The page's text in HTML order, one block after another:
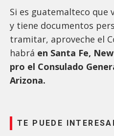
Si es guatemalteco que
y tiene documentos
tramitar, aproveche el
habrá en Santa Fe,
pro el Consulado
Arizona.
TE PUEDE